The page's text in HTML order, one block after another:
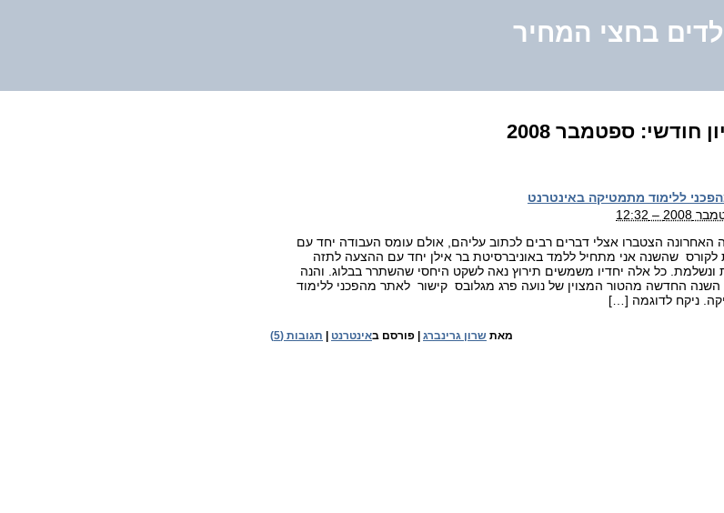
בחצי המחיר
חודשי: ספטמבר 2008
ללימוד מתמטיקה באינטרנט
האחרונה הצטברו אצלי דברים רבים לכתוב עליהם, אולם עומס העבודה יחד עם
לקורס שהשנה אני מתחיל ללמד באוניברסיטת בר אילן יחד עם ההצעה לתזה
ונשלמת. כל אלה יחדיו משמשים תירוץ נאה לשקט היחסי שהשתרר בבלוג. והנה
החדשה מהטור המצוין של נועה פרג מגלובס קישור לאתר מהפכני ללימוד
ניקח לדוגמה […]
מאת שרון גרינברג פורסם באינטרנט תגובות (5)